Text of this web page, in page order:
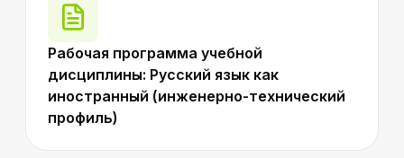
Рабочая программа учебной
дисциплины: Русский язык как
иностранный (инженерно-технический
профиль)